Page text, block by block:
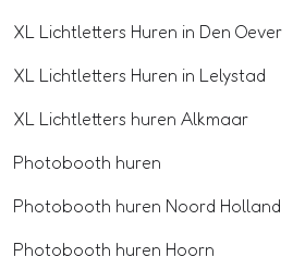
XL Lichtletters Huren in Den Oever
XL Lichtletters Huren in Lelystad
XL Lichtletters huren Alkmaar
Photobooth huren
Photobooth huren Noord Holland
Photobooth huren Hoorn